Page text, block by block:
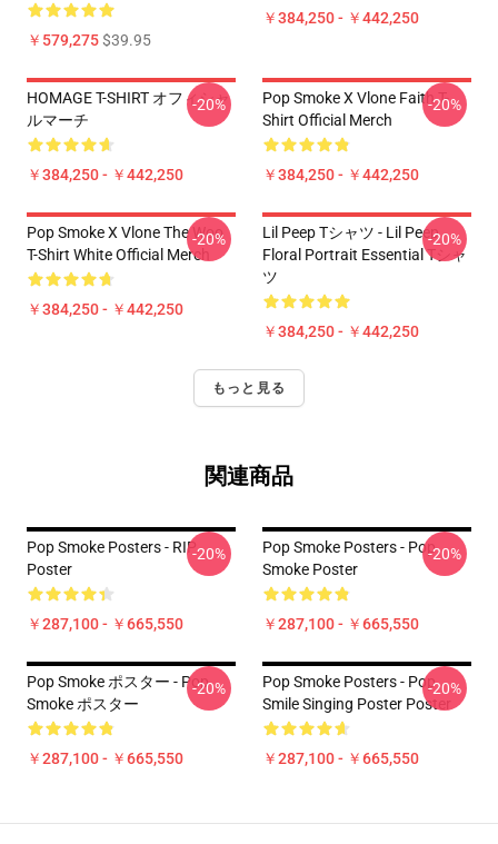
￥579,275$39.95
￥384,250 - ￥442,250
HOMAGE T-SHIRT オフィシャ
ルマーチ
￥384,250 - ￥442,250
-20%
Pop Smoke X Vlone Faith T-
Shirt Official Merch
￥384,250 - ￥442,250
-20%
Pop Smoke X Vlone The Woo
T-Shirt White Official Merch
￥384,250 - ￥442,250
-20%
Lil Peep Tシャツ - Lil Peep
Floral Portrait Essential Tシャ
ツ
￥384,250 - ￥442,250
-20%
もっと見る
関連商品
Pop Smoke Posters - RIP
Poster
￥287,100 - ￥665,550
-20%
Pop Smoke Posters - Pop
Smoke Poster
￥287,100 - ￥665,550
-20%
Pop Smoke ポスター - Pop
Smoke ポスター
￥287,100 - ￥665,550
-20%
Pop Smoke Posters - Pop
Smile Singing Poster Poster
￥287,100 - ￥665,550
-20%